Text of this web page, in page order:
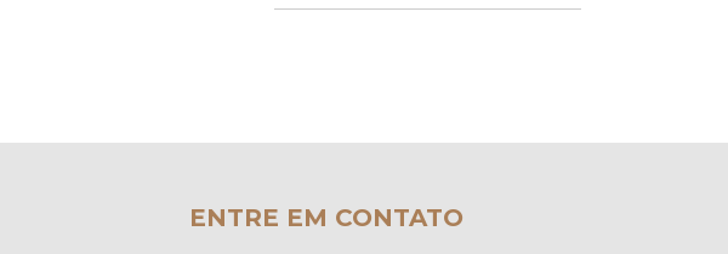
ENTRE EM CONTATO